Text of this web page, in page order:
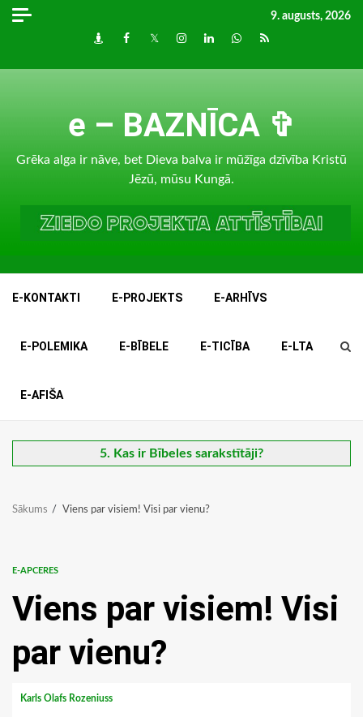
Skip
9. augusts, 2026
DraugiemFacebook
TwitterInstagram
LinkedInwhatsapp
RSS
e – BAZNĪCA ✞
Grēka alga ir nāve, bet Dieva balva ir mūžīga dzīvība Kristū
Jēzū, mūsu Kungā.
E-KONTAKTI E-PROJEKTS E-ARHĪVS
E-POLEMIKA E-BĪBELE E-TICĪBA E-LTA
E-AFIŠA
5. Kas ir Bībeles sarakstītāji?
Sākums Viens par visiem! Visi par vienu?
E-APCERES
Viens par visiem! Visi
par vienu?
Karls Olafs Rozeniuss